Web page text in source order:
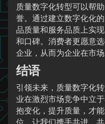
质量数字化转型可以帮
誉。通过建立数字化化
品质量和服务品质上实
和口碑。消费者更愿意
企业，从而为企业在市
结语
引领未来，质量数字化
业在激烈市场竞争中立
抱变化，提升质量，才